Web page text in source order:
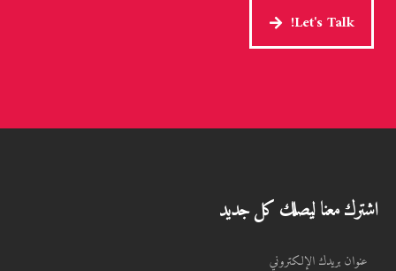
Let's Talk!
اشترك معنا ليصلك كل جديد